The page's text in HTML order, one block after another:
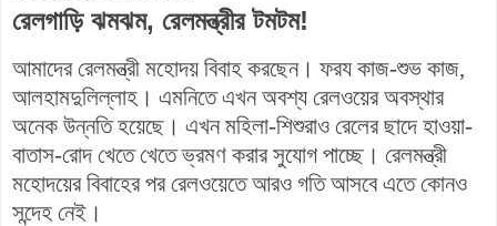
রেলগাড়ি ঝমঝম, রেলমন্ত্রীর টমটম!
আমাদের রেলমন্ত্রী মহোদয় বিবাহ করছেন। ফরয কাজ-শুভ কাজ,
আলহামদুলিল্লাহ। এমনিতেএখনঅবশ্য রেলওয়ের অবস্থার
অনেক উন্নতি হয়েছে। এখন মহিলা-শিশুরাও রেলের ছাদে হাওয়া-
বাতাস-রোদ খেতে খেতে ভ্রমণ করার সুযোগ পাচ্ছে। রেলমন্ত্রী
মহোদয়ের বিবাহের পর রেলওয়েতে আরও গতি আসবে এতে কোনও
সন্দেহ নেই।